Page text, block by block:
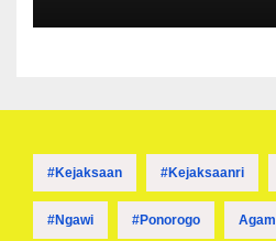
#kejaksaan #kejaksaanri
#ngawi #ponorogo Agam